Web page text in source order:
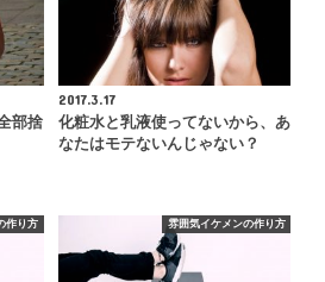
部捨
2017.3.17
化粧水と乳液使ってないから、あ
なたはモテないんじゃない？
作り方 雰囲気イケメンの作り方